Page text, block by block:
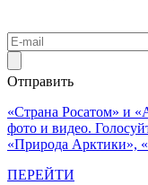
Отправить
«Страна Росатом» и
фото и видео.
«Природа Арктики»,
ПЕРЕЙТИ